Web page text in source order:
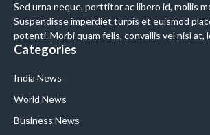
Sed urna neque, porttitor ac libero id, mollis
Suspendisse imperdiet turpis et euismod
potenti. Morbi quam felis, convallis vel nisi
Categories
India News
World News
Business News